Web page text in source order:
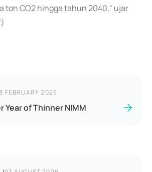
ton CO2 hingga tahun 2040," ujar
FEBRUARY 2025
Year of Thinner NIMM